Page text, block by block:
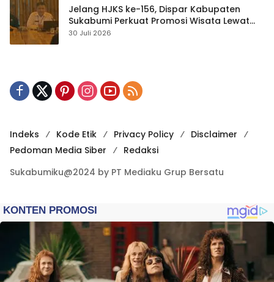
Jelang HJKS ke-156, Dispar Kabupaten
Sukabumi Perkuat Promosi Wisata Lewat
Publikasi Digital
30 Juli 2026
Indeks Kode Etik Privacy Policy
Disclaimer
Pedoman Media Siber
Redaksi
Sukabumiku@2024 by PT Mediaku Grup Bersatu